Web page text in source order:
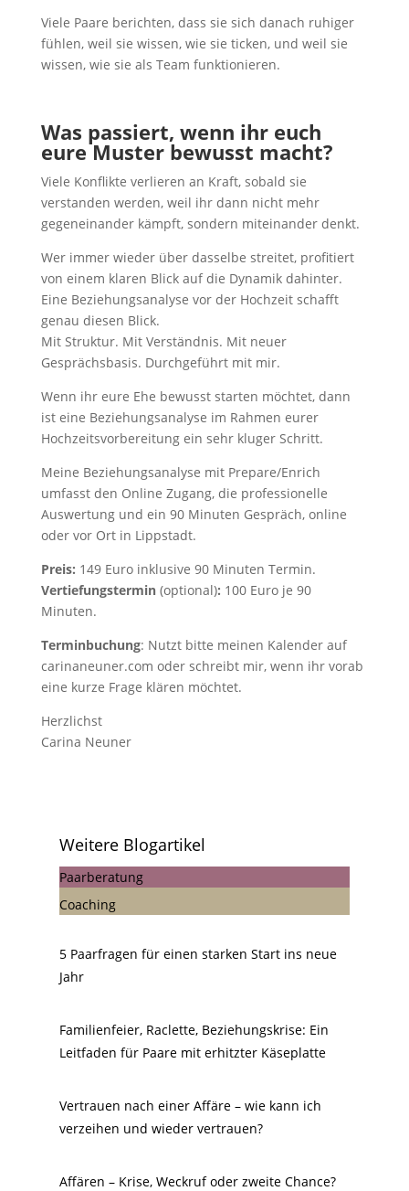
Viele Paare berichten, dass sie sich danach ruhiger
fühlen, weil sie wissen, wie sie ticken, und weil sie
wissen, wie sie als Team funktionieren.
Was passiert, wenn ihr euch
eure Muster bewusst macht?
Viele Konflikte verlieren an Kraft, sobald sie
verstanden werden, weil ihr dann nicht mehr
gegeneinander kämpft, sondern miteinander denkt.
Wer immer wieder über dasselbe streitet, profitiert
von einem klaren Blick auf die Dynamik dahinter.
Eine Beziehungsanalyse vor der Hochzeit schafft
genau diesen Blick.
Mit Struktur. Mit Verständnis. Mit neuer
Gesprächsbasis. Durchgeführt mit mir.
Wenn ihr eure Ehe bewusst starten möchtet, dann
ist eine Beziehungsanalyse im Rahmen eurer
Hochzeitsvorbereitung ein sehr kluger Schritt.
Meine Beziehungsanalyse mit Prepare/Enrich
umfasst den Online Zugang, die professionelle
Auswertung und ein 90 Minuten Gespräch, online
oder vor Ort in Lippstadt.
Preis: 149 Euro inklusive 90 Minuten Termin.
Vertiefungstermin(optional): 100 Euro je 90
Minuten.
Terminbuchung: Nutzt bitte meinen Kalender auf
carinaneuner.com oder schreibt mir, wenn ihr vorab
eine kurze Frage klären möchtet.
Herzlichst
Carina Neuner
Weitere Blogartikel
Paarberatung
Coaching
5 Paarfragen für einen starken Start ins neue
Jahr
Familienfeier, Raclette, Beziehungskrise: Ein
Leitfaden für Paare mit erhitzter Käseplatte
Vertrauen nach einer Affäre – wie kann ich
verzeihen und wieder vertrauen?
Affären – Krise, Weckruf oder zweite Chance?